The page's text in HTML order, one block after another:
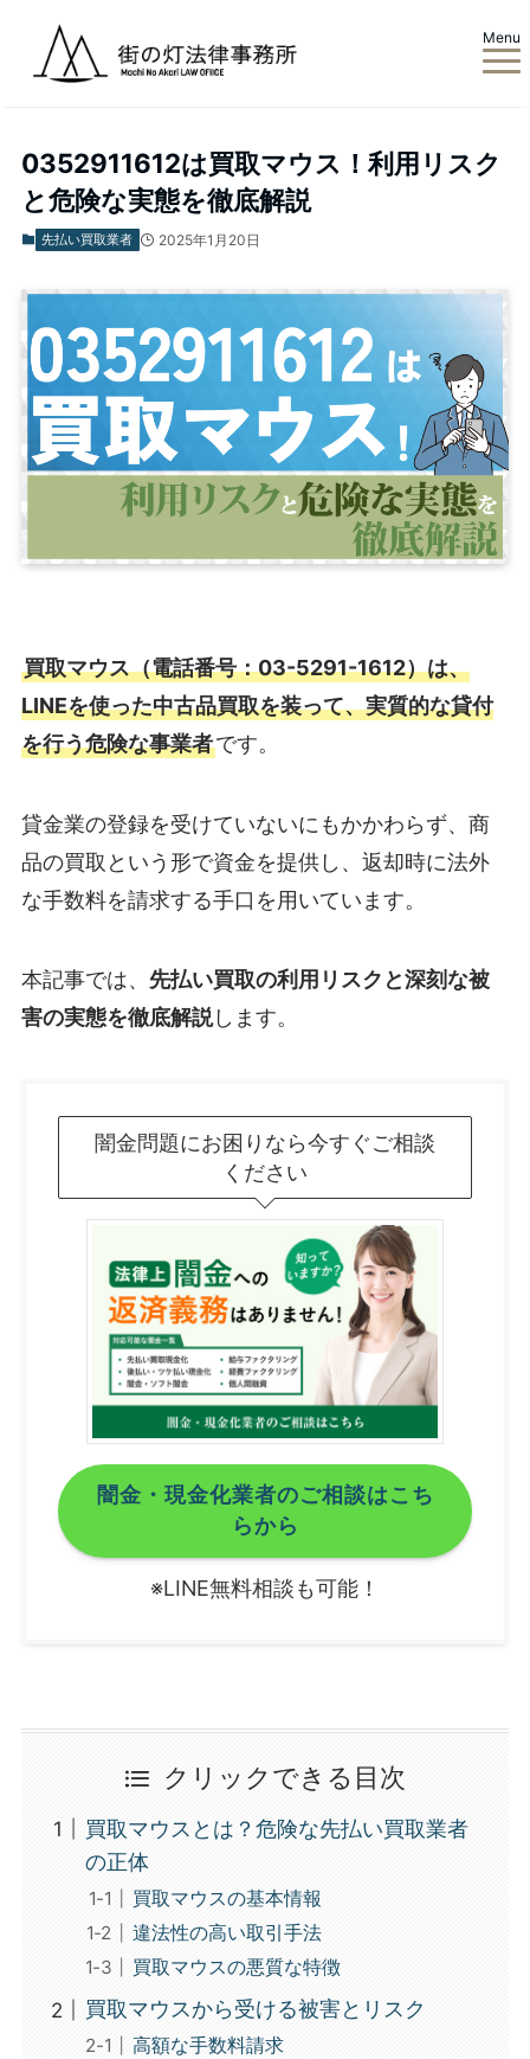
Menu
ホーム
0352911612は買取マウス！利用リスク
と危険な実態を徹底解説
先払い買取業者 2025年1月20日
買取マウス（電話番号：03-5291-1612）は、
LINEを使った中古品買取を装って、実質的な貸付
を行う危険な事業者です。
貸金業の登録を受けていないにもかかわらず、商
品の買取という形で資金を提供し、返却時に法外
な手数料を請求する手口を用いています。
本記事では、 先払い買取の利用リスクと深刻な被
害の実態を徹底解説します。
闇金問題にお困りなら今すぐご相談
ください
闇金・現金化業者のご相談はこち
らから
※LINE無料相談も可能！
クリックできる目次
買取マウスとは？危険な先払い買取業者
の正体
買取マウスの基本情報
違法性の高い取引手法
買取マウスの悪質な特徴
買取マウスから受ける被害とリスク
高額な手数料請求